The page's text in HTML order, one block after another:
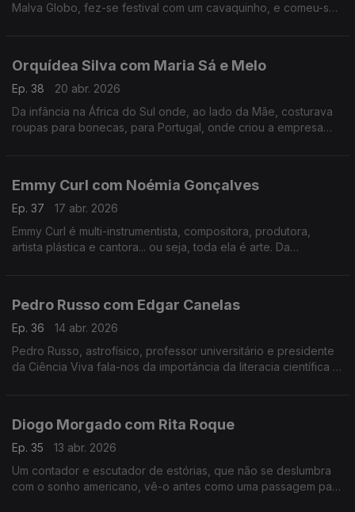
Malva Globo, fez-se festival com um cavaquinho, e comeu-se
Orquídea Silva com Maria Sá e Melo
Ep. 38
20 abr. 2026
Da infância na África do Sul onde, ao lado da Mãe, costurava
roupas para bonecas, para Portugal, onde criou a empresa
Emmy Curl com Noémia Gonçalves
Ep. 37
17 abr. 2026
Emmy Curl é multi-instrumentista, compositora, produtora,
artista plástica e cantora... ou seja, toda ela é arte. Da
Pedro Russo com Edgar Canelas
Ep. 36
14 abr. 2026
Pedro Russo, astrofísico, professor universitário e presidente
da Ciência Viva fala-nos da importância da literacia científica e
Diogo Morgado com Rita Roque
Ep. 35
13 abr. 2026
Um contador e escutador de estórias, que não se deslumbra
com o sonho americano, vê-o antes como uma passagem para